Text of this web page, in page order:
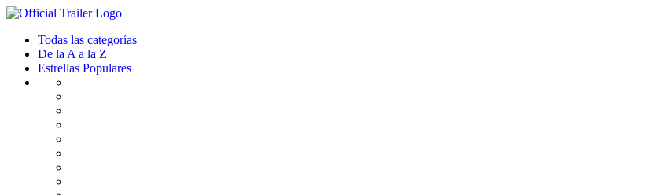
Todas las categorías
De la A a la Z
Estrellas Populares